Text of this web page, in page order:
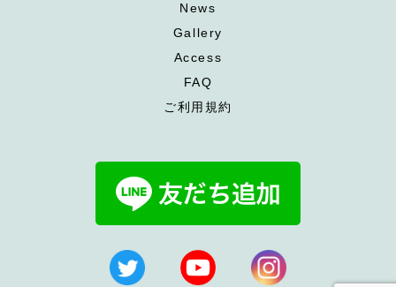
News
Gallery
Access
FAQ
ご利用規約